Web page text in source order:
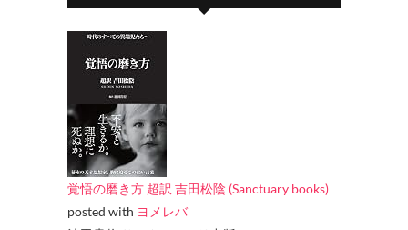
覚悟の磨き方 超訳 吉田松陰 (Sanctuary books)
posted with ヨメレバ